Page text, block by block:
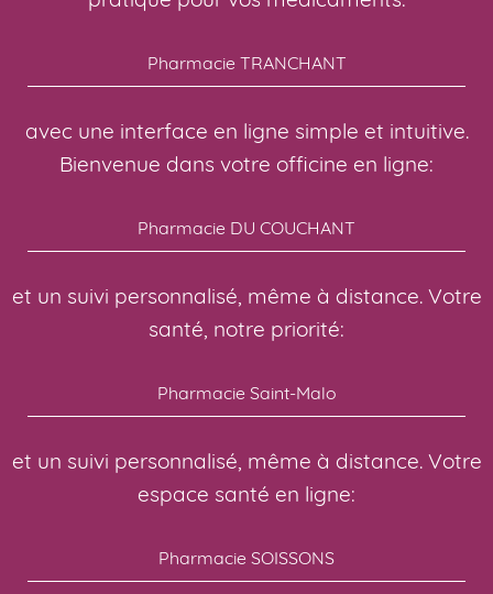
Pharmacie TRANCHANT
avec une interface en ligne simple et intuitive.
Bienvenue dans votre officine en ligne:
Pharmacie DU COUCHANT
et un suivi personnalisé, même à distance. Votre
santé, notre priorité:
Pharmacie Saint-Malo
et un suivi personnalisé, même à distance. Votre
espace santé en ligne:
Pharmacie SOISSONS